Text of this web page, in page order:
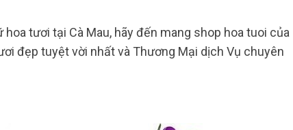
tươi tại Cà Mau, hãy đến mang shop hoa tuoi của
đẹp tuyệt vời nhất và Thương Mại dịch Vụ chuyên